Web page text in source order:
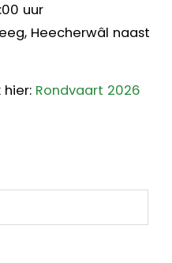
uur
Heecherwâl naast
Rondvaart 2026